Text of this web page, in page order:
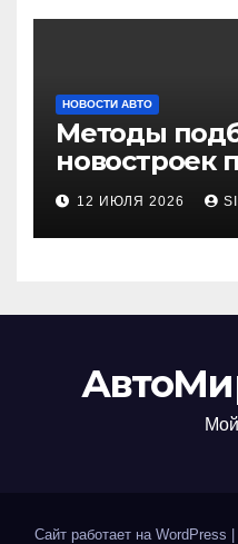
НОВОСТИ АВТО
Методы
новостроек
критериям
12 ИЮЛЯ 2026
Сайт работает на WordPress